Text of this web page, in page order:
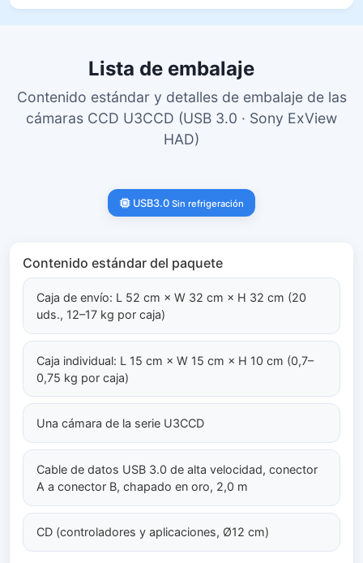
Lista de embalaje
Contenido estándar y detalles de embalaje de las
cámaras CCD U3CCD (USB 3.0 · Sony ExView
HAD)
USB3.0 Sin refrigeración
Contenido estándar del paquete
Caja de envío: L 52 cm × W 32 cm × H 32 cm (20
uds., 12–17 kg por caja)
Caja individual: L 15 cm × W 15 cm × H 10 cm (0,7–
0,75 kg por caja)
Una cámara de la serie U3CCD
Cable de datos USB 3.0 de alta velocidad, conector
A a conector B, chapado en oro, 2,0 m
CD (controladores y aplicaciones, Ø12 cm)